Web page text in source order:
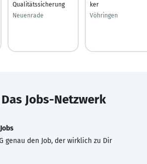
Qualitätssicherung
Neuenrade
ker
Vöhringen
Das Jobs-Netzwerk
genau den Job, der wirklich zu Dir